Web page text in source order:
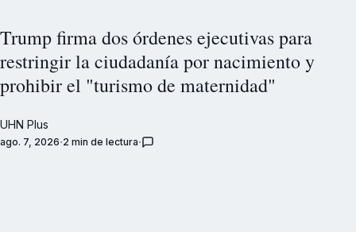
Trump firma dos órdenes ejecutivas para
restringir la ciudadanía por nacimiento y
prohibir el "turismo de maternidad"
UHN Plus
ago. 7, 2026 2 min de lectura